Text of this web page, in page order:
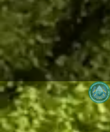
[newyear_garland]